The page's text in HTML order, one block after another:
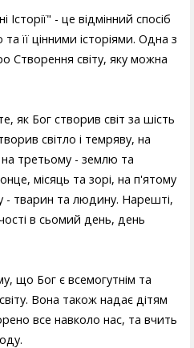
Історії" - це відмінний спосіб
її цінними історіями. Одна з
Створення світу, яку можна
як Бог створив світ за шість
світло і темряву, на
третьому - землю та
місяць та зорі, на п'ятому
- тварин та людину. Нарешті,
в сьомий день, день
що Бог є всемогутнім та
Вона також надає дітям
все навколо нас, та вчить